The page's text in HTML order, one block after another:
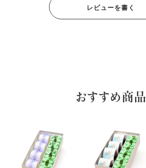
レビューを書く
おすすめ商品